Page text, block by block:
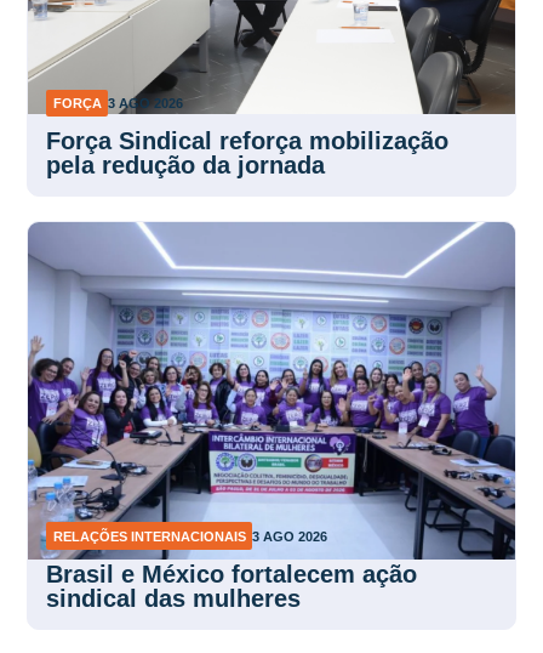
FORÇA 3 AGO 2026
Força Sindical reforça mobilização
pela redução da jornada
RELAÇÕES INTERNACIONAIS 3 AGO 2026
Brasil e México fortalecem ação
sindical das mulheres